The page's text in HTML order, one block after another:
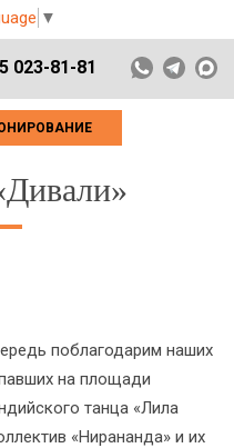
▼
023-81-81
поблагодарим наших
на площади
танца «Лила
«Нирананда» и их